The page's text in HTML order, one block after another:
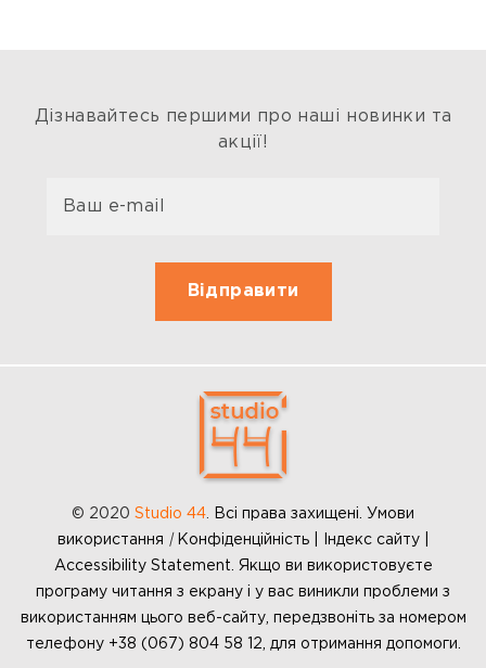
Дізнавайтесь першими про наші новинки та
акції!
© 2020 Studio 44
Всі права захищені. Умови
використання | Конфіденційність | Індекс сайту |
Accessibility Statement. Якщо ви використовуєте
програму читання з екрану і у вас виникли проблеми з
використанням цього веб-сайту, передзвоніть за номером
телефону +38 (067) 804 58 12, для отримання допомоги.